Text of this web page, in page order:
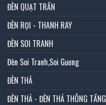
ĐÈN QUẠT TRẦN
ĐÈN RỌI - THANH RAY
ĐÈN SOI TRANH
Đèn Soi Tranh,Soi Gương
ĐÈN THẢ
ĐÈN THẢ - ĐÈN THẢ THÔNG TẦNG